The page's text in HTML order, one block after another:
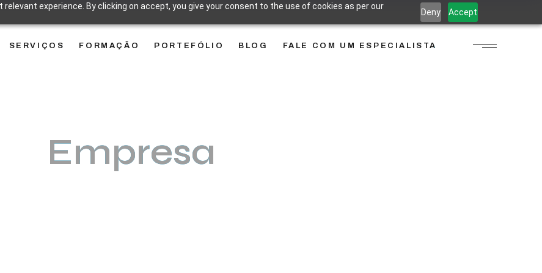
experience. By clicking on accept, you give your consent to the use of cookies as per our
Deny Accept
SERVIÇOS FORMAÇÃO PORTEFÓLIO BLOG FALE COM UM ESPECIALISTA
Empresa